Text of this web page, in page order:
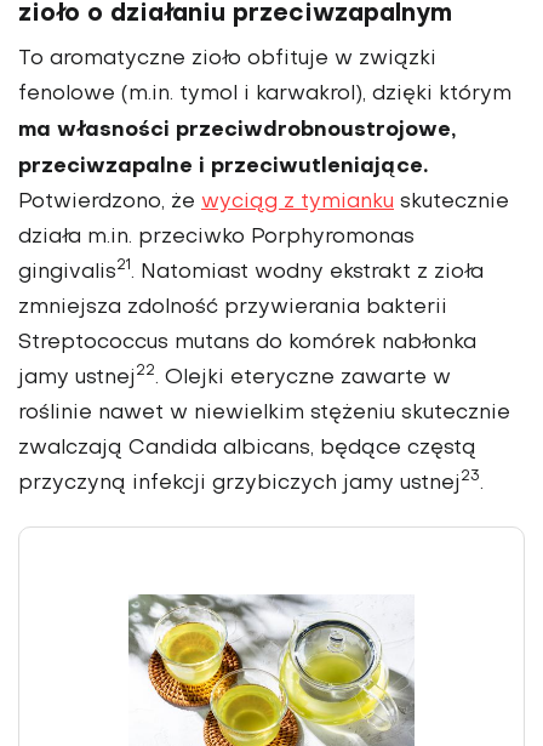
zioło o działaniu przeciwzapalnym
To aromatyczne zioło obfituje w związki
fenolowe (m.in. tymol i karwakrol), dzięki którym
ma własności przeciwdrobnoustrojowe,
przeciwzapalne i przeci­wutleniające.
Potwierdzono, że wyciąg z tymianku skutecznie
działa m.in. przeciwko Porphyromonas
gingivalis21 . Natomiast wodny ekstrakt z zioła
zmniej­sza zdolność przywierania bakterii
Streptococcus mutans do komórek nabłonka
jamy ustnej 22. Olejki eteryczne zawarte w
roślinie nawet w niewielkim stę­żeniu skutecznie
zwalczają Candida albicans, będące częstą
przyczyną infekcji grzybiczych jamy ustnej 23.